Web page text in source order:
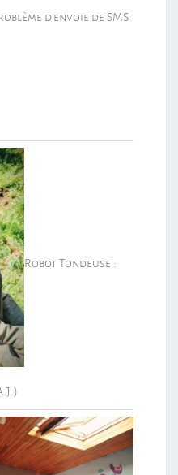
d’envoie de SMS
Robot Tondeuse :